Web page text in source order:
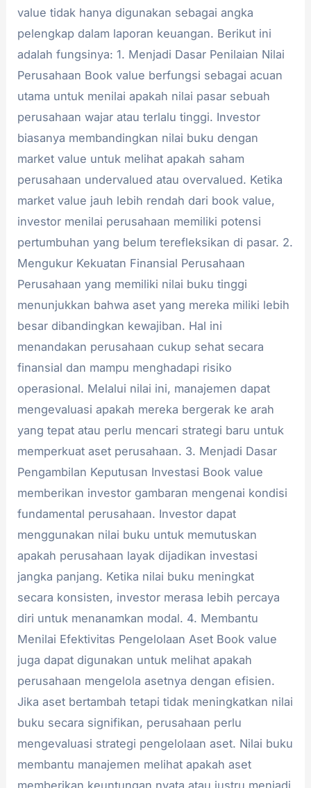
value tidak hanya digunakan sebagai angka
pelengkap dalam laporan keuangan. Berikut ini
adalah fungsinya: 1. Menjadi Dasar Penilaian Nilai
Perusahaan Book value berfungsi sebagai acuan
utama untuk menilai apakah nilai pasar sebuah
perusahaan wajar atau terlalu tinggi. Investor
biasanya membandingkan nilai buku dengan
market value untuk melihat apakah saham
perusahaan undervalued atau overvalued. Ketika
market value jauh lebih rendah dari book value,
investor menilai perusahaan memiliki potensi
pertumbuhan yang belum terefleksikan di pasar. 2.
Mengukur Kekuatan Finansial Perusahaan
Perusahaan yang memiliki nilai buku tinggi
menunjukkan bahwa aset yang mereka miliki lebih
besar dibandingkan kewajiban. Hal ini
menandakan perusahaan cukup sehat secara
finansial dan mampu menghadapi risiko
operasional. Melalui nilai ini, manajemen dapat
mengevaluasi apakah mereka bergerak ke arah
yang tepat atau perlu mencari strategi baru untuk
memperkuat aset perusahaan. 3. Menjadi Dasar
Pengambilan Keputusan Investasi Book value
memberikan investor gambaran mengenai kondisi
fundamental perusahaan. Investor dapat
menggunakan nilai buku untuk memutuskan
apakah perusahaan layak dijadikan investasi
jangka panjang. Ketika nilai buku meningkat
secara konsisten, investor merasa lebih percaya
diri untuk menanamkan modal. 4. Membantu
Menilai Efektivitas Pengelolaan Aset Book value
juga dapat digunakan untuk melihat apakah
perusahaan mengelola asetnya dengan efisien.
Jika aset bertambah tetapi tidak meningkatkan nilai
buku secara signifikan, perusahaan perlu
mengevaluasi strategi pengelolaan aset. Nilai buku
membantu manajemen melihat apakah aset